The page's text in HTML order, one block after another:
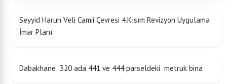
Seyyid Harun Veli Camii Çevresi 4.Kısım Revizyon Uygulama
İmar Planı
Dabakhane 320 ada 441 ve 444 parseldeki metruk bina